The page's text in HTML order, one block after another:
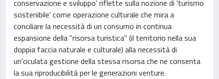
conservazione e sviluppo' riflette sulla nozione di 'turismo
sostenibile' come operazione culturale che mira a
conciliare la necessità di un consumo in continua
espansione della "risorsa turistica" (il territorio nella sua
doppia faccia naturale e culturale) alla necessità di
un'oculata gestione della stessa risorsa che ne consenta
la sua riproducibilità per le generazioni venture.